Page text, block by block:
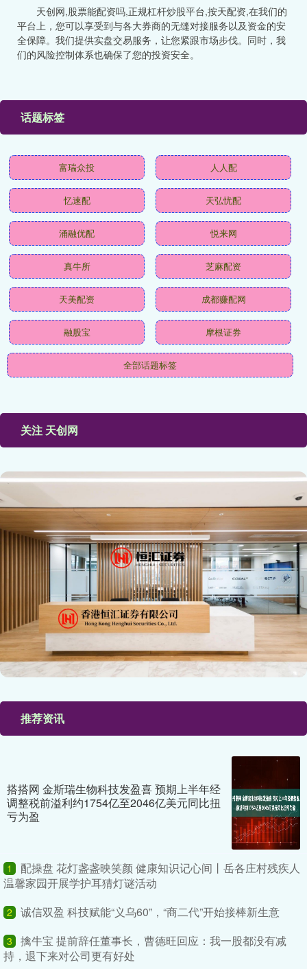
天创网,股票能配资吗,正规杠杆炒股平台,按天配资,在我们的
平台上，您可以享受到与各大券商的无缝对接服务以及资金的安
全保障。我们提供实盘交易服务，让您紧跟市场步伐。同时，我
们的风险控制体系也确保了您的投资安全。
话题标签
富瑞众投 人人配
忆速配 天弘忧配
涌融优配 悦来网
真牛所 芝麻配资
天美配资 成都赚配网
融股宝 摩根证券
全部话题标签
关注 天创网
推荐资讯
搭搭网 金斯瑞生物科技发盈喜 预期上半年经
调整税前溢利约1754亿至2046亿美元同比扭
亏为盈
1
配操盘 花灯盏盏映笑颜 健康知识记心间丨岳各庄村残疾人
温馨家园开展学护耳猜灯谜活动
2 诚信双盈 科技赋能“义乌60”，“商二代”开始接棒新生意
3
擒牛宝 提前辞任董事长，曹德旺回应：我一股都没有减
持，退下来对公司更有好处